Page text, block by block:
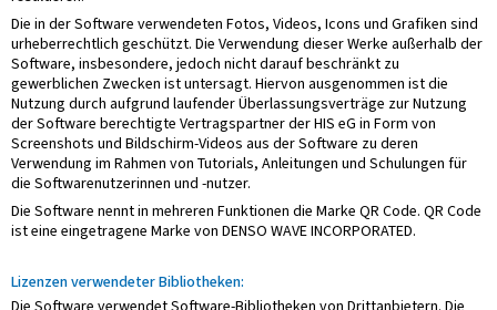
Die in der Software verwendeten Fotos, Videos, Icons und Grafiken sind
urheberrechtlich geschützt. Die Verwendung dieser Werke außerhalb der
Software, insbesondere, jedoch nicht darauf beschränkt zu
gewerblichen Zwecken ist untersagt. Hiervon ausgenommen ist die
Nutzung durch aufgrund laufender Überlassungsverträge zur Nutzung
der Software berechtigte Vertragspartner der HIS eG in Form von
Screenshots und Bildschirm-Videos aus der Software zu deren
Verwendung im Rahmen von Tutorials, Anleitungen und Schulungen für
die Softwarenutzerinnen und -nutzer.
Die Software nennt in mehreren Funktionen die Marke QR Code. QR Code
ist eine eingetragene Marke von DENSO WAVE INCORPORATED.
Lizenzen verwendeter Bibliotheken: